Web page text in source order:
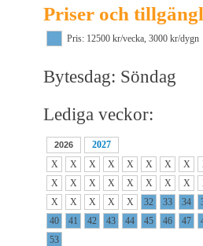
Priser och
Pris: 12500 kr/vecka, 3000 kr/dygn
Bytesdag: Söndag
Lediga veckor:
2026
2027
X
X X X X X X X
X
X X X X X X X
X
X X X X 32 33 34
40
41 42 43 44 45 46 47
53